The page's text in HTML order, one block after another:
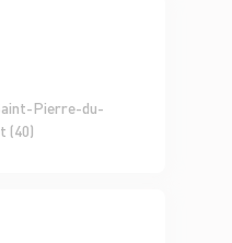
Pierre-du-
(40)